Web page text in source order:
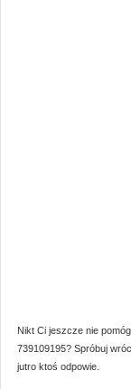
Nikt Ci jeszcze nie
739109195? Spróbuj
jutro ktoś odpowie.